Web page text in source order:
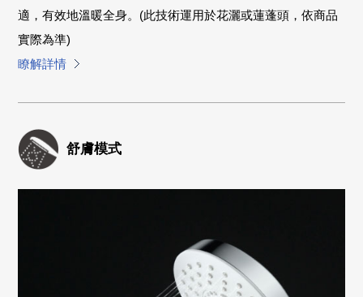
適，有效地溫暖全身。(此技術運用於花灑或蓮蓬頭，依商品
實際為準)
瞭解詳情
舒膚模式